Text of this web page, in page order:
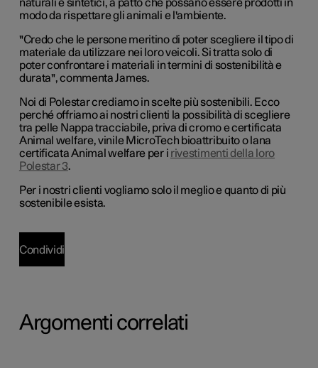
naturali e sintetici, a patto che possano essere prodotti in
modo da rispettare gli animali e l'ambiente.
"Credo che le persone meritino di poter scegliere il tipo di
materiale da utilizzare nei loro veicoli. Si tratta solo di
poter confrontare i materiali in termini di sostenibilità e
durata", commenta James.
Noi di Polestar crediamo in scelte più sostenibili. Ecco
perché offriamo ai nostri clienti la possibilità di scegliere
tra pelle Nappa tracciabile, priva di cromo e certificata
Animal welfare, vinile MicroTech bioattribuito o lana
certificata Animal welfare per i rivestimenti della loro
Polestar 3.
Per i nostri clienti vogliamo solo il meglio e quanto di più
sostenibile esista.
Condividi
Argomenti correlati